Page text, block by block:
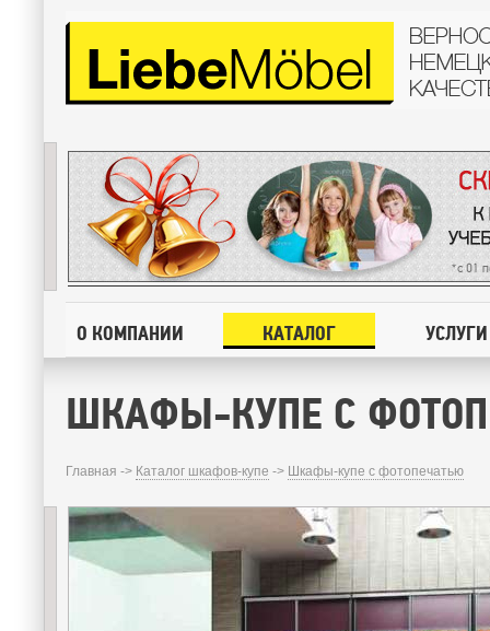
О КОМПАНИИ КАТАЛОГ УСЛУГИ
ШКАФЫ-КУПЕ С
Главная -> Каталог шкафов-купе -> Шкафы-купе с фотопечатью